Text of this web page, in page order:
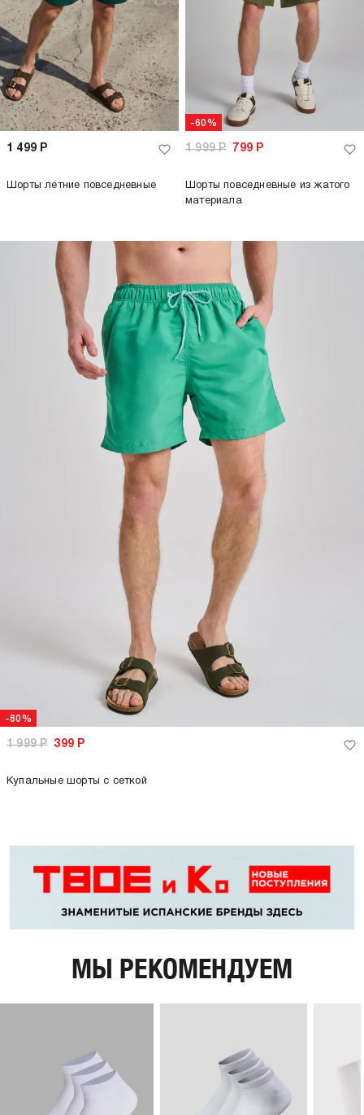
1 499 Р
Шорты летние повседневные
-60%
1 999Р 799 Р
Шорты повседневные из жатого
материала
-80%
1 999Р 399 Р
Купальные шорты с сеткой
МЫ РЕКОМЕНДУЕМ